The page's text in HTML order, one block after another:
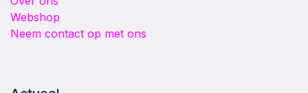
Webshop
Neem contact op met ons